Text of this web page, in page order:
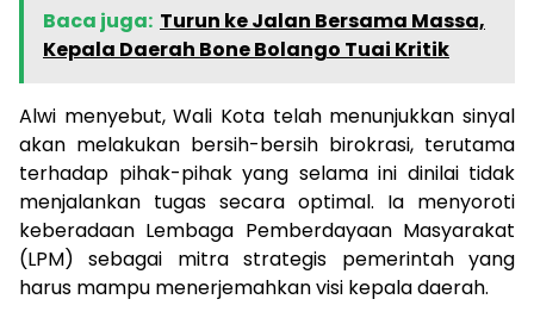
Baca juga: Turun ke Jalan Bersama Massa,
Kepala Daerah Bone Bolango Tuai Kritik
Alwi menyebut, Wali Kota telah menunjukkan sinyal
akan melakukan bersih-bersih birokrasi, terutama
terhadap pihak-pihak yang selama ini dinilai tidak
menjalankan tugas secara optimal. Ia menyoroti
keberadaan Lembaga Pemberdayaan Masyarakat
(LPM) sebagai mitra strategis pemerintah yang
harus mampu menerjemahkan visi kepala daerah.